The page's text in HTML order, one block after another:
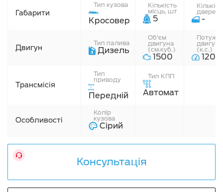
Габарити
Тип кузова
Кросовер
Кiлькiсть
мiсць, шт
5 -
Двигун
Тип палива
Дизель
Об'єм
двигуна
(см.куб.)
1500
двигуна
(к.с.)
120
Трансмісія
Тип
приводу
Передній
Тип КПП
Автомат
Особливості
Колір
кузова
Сірий
Консультація